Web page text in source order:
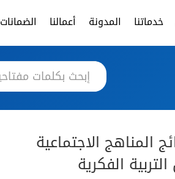
خدماتنا المدونة أعمالنا الضمانات
المناهج الاجتماعية
الفكرية